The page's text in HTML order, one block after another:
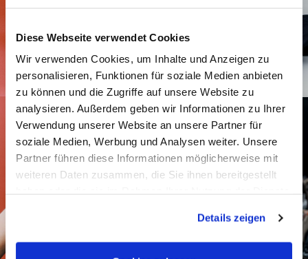
Diese Webseite verwendet Cookies
Wir verwenden Cookies, um Inhalte und Anzeigen zu
personalisieren, Funktionen für soziale Medien anbieten
zu können und die Zugriffe auf unsere Website zu
analysieren. Außerdem geben wir Informationen zu Ihrer
Verwendung unserer Website an unsere Partner für
soziale Medien, Werbung und Analysen weiter. Unsere
Partner führen diese Informationen möglicherweise mit
weiteren Daten zusammen, die Sie ihnen bereitgestellt
Details zeigen